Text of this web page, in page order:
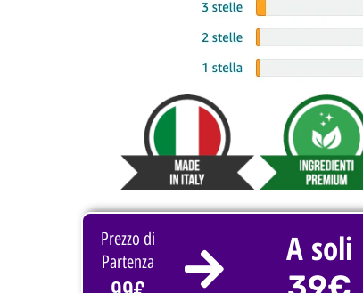
Prezzo di
Partenza
A soli